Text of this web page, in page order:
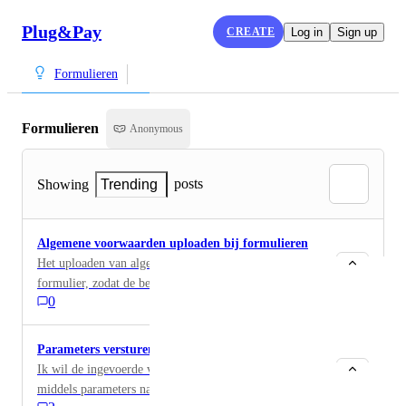
Plug&Pay CREATE Log in Sign up
Formulieren
Formulieren Anonymous
Showing Trending posts
Algemene voorwaarden uploaden bij formulieren
Het uploaden van algemene voorwaarden bij een
formulier, zodat de bezoeker weet waar hij/zij akkoord
mee gaat.
0
Parameters versturen vanaf formulier
Ik wil de ingevoerde velden kunnen doorsturen
middels parameters naar een andere omgeving / mijn